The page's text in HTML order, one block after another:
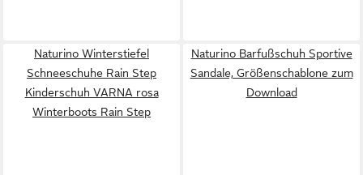
Naturino Winterstiefel
Schneeschuhe Rain Step
Kinderschuh VARNA rosa
Winterboots Rain Step
Naturino Barfußschuh Sportive
Sandale, Größenschablone zum
Download